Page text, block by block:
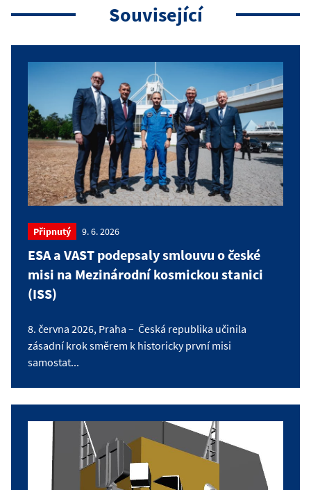
Související
Připnutý 9. 6. 2026
ESA a VAST podepsaly smlouvu o české
misi na Mezinárodní kosmickou stanici
(ISS)
8. června 2026, Praha – Česká republika učinila
zásadní krok směrem k historicky první misi
samostat...